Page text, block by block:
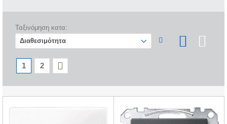
Ταξινόμηση κατα:
1 2